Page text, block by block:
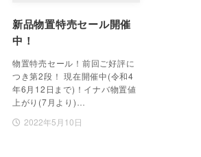
新品物置特売セール開催
中！
物置特売セール！前回ご好評に
つき第2段！ 現在開催中(令和4
年6月12日まで)！イナバ物置値
上がり(7月より)…
2022年5月10日